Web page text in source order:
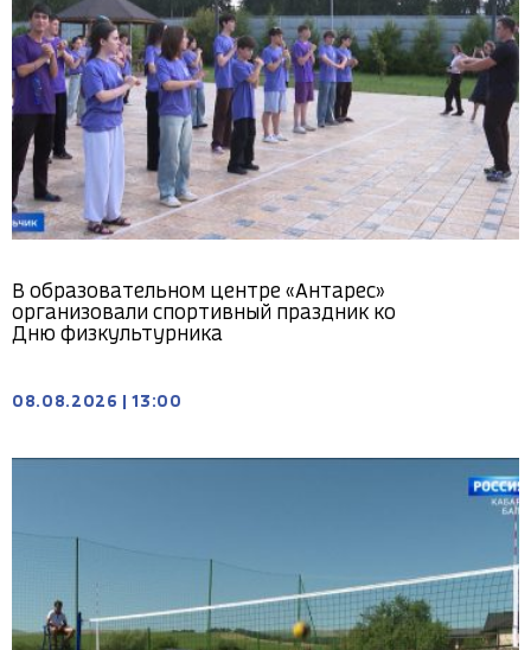
В образовательном центре «Антарес»
организовали спортивный праздник ко
Дню физкультурника
08.08.2026 13:00